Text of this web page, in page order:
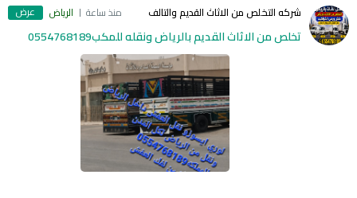
شركه التخلص من الاثاث القديم والتالف منذ ساعة الرياض عرض
تخلص من الاثاث القديم بالرياض ونقله للمكب0554768189